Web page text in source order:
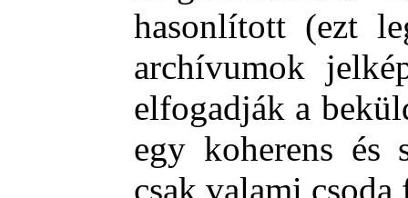
hasonlított (ezt
archívumok
elfogadják a
egy koherens és
csak valami